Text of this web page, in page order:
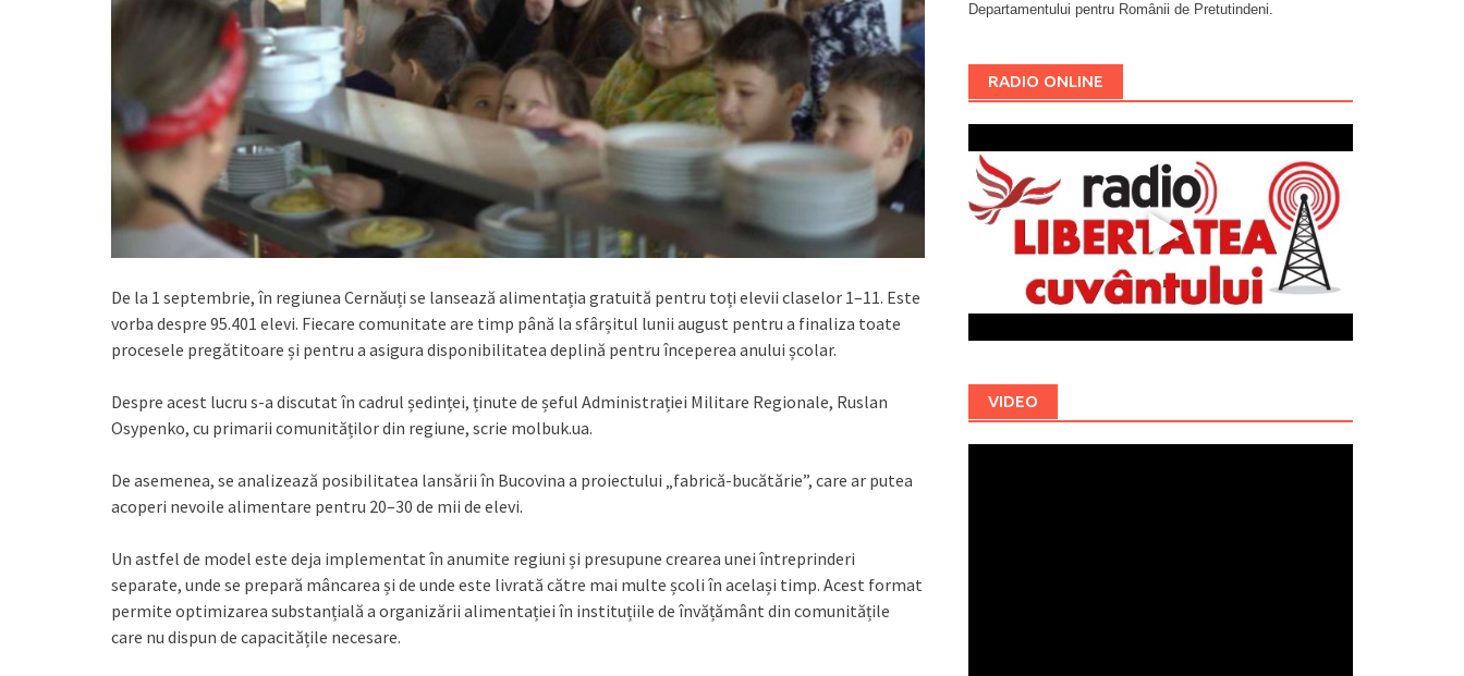
De la 1 septembrie, în regiunea Cernăuți se lansează alimentația gratuită pentru toți elevii claselor 1–11. Este
vorba despre 95.401 elevi. Fiecare comunitate are timp până la sfârșitul lunii august pentru a finaliza toate
procesele pregătitoare și pentru a asigura disponibilitatea deplină pentru începerea anului școlar.
Despre acest lucru s-a discutat în cadrul ședinței, ținute de șeful Administrației Militare Regionale, Ruslan
Osypenko, cu primarii comunităților din regiune, scrie molbuk.ua.
De asemenea, se analizează posibilitatea lansării în Bucovina a proiectului „fabrică-bucătărie”, care ar putea
acoperi nevoile alimentare pentru 20–30 de mii de elevi.
Un astfel de model este deja implementat în anumite regiuni și presupune crearea unei întreprinderi
separate, unde se prepară mâncarea și de unde este livrată către mai multe școli în același timp. Acest format
permite optimizarea substanțială a organizării alimentației în instituțiile de învățământ din comunitățile
care nu dispun de capacitățile necesare.
Departamentului pentru Românii de Pretutindeni.
RADIO ONLINE
VIDEO